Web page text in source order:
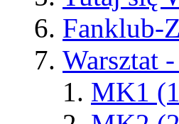
Fanklub-
Warsztat
MK1